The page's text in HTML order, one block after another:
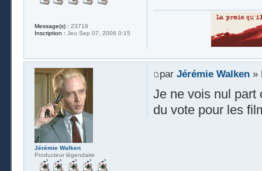
Message(s) : 23716
Inscription : Jeu Sep 07, 2006 0:15
par Jérémie Walken»
Je ne vois nul part
du vote pour les
Jérémie Walken
Producteur légendaire